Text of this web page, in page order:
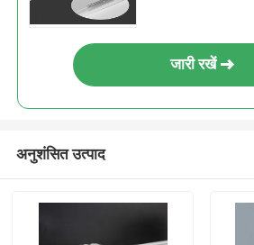
जारी रखें
अनुशंसित उत्पाद